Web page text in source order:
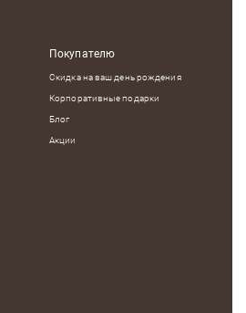
Покупателю
Скидка на ваш день рождения
Корпоративные подарки
Блог
Акции